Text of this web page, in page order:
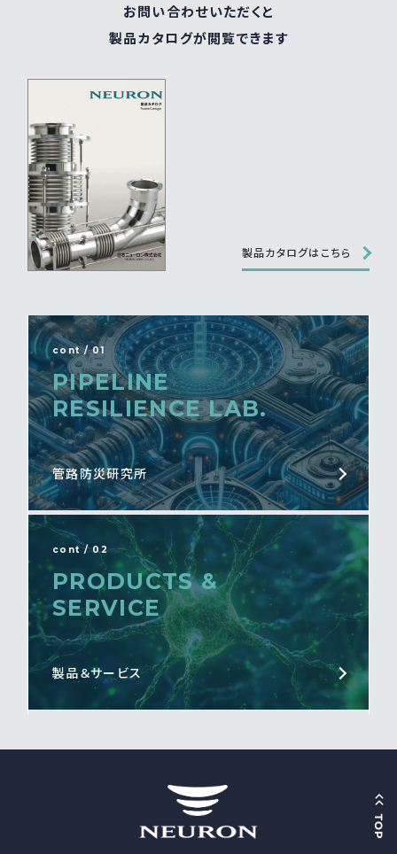
お問い合わせいただくと
製品カタログが閲覧できます
製品カタログはこちら
cont / 01
PIPELINE
RESILIENCE LAB.
管路防災研究所
cont / 02
PRODUCTS &
SERVICE
製品＆サービス